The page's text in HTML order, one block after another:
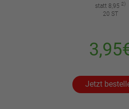
statt 8,95 2)
20 ST
Jetzt